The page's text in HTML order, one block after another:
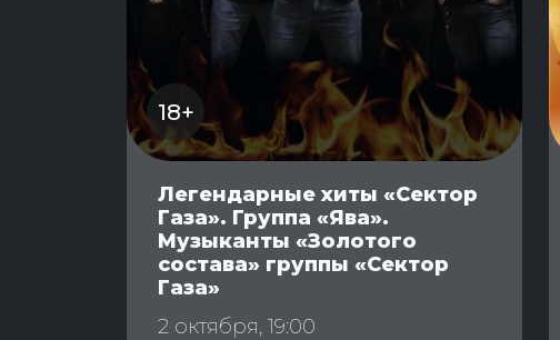
18+
Легендарные хиты «Сектор
Газа». Группа «Ява».
Музыканты «Золотого
состава» группы «Сектор
Газа»
2 октября, 19:00